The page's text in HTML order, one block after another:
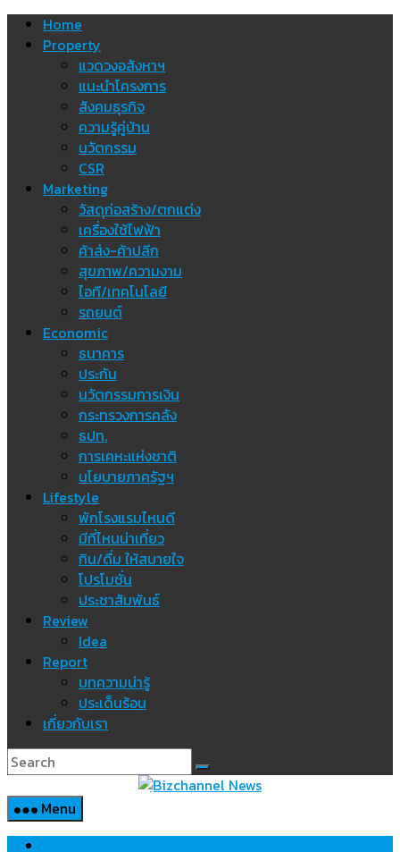
Skip Home
Property
แวดวงอสังหาฯ
แนะนำโครงการ
สังคมธุรกิจ
ความรู้คู่บ้าน
นวัตกรรม
CSR
Marketing
วัสดุก่อสร้าง/ตกแต่ง
เครื่องใช้ไฟฟ้า
ค้าส่ง-ค้าปลีก
สุขภาพ/ความงาม
ไอที/เทคโนโลยี
รถยนต์
Economic
ธนาคาร
ประกัน
นวัตกรรมการเงิน
กระทรวงการคลัง
ธปท.
การเคหะแห่งชาติ
นโยบายภาครัฐฯ
Lifestyle
พักโรงแรมไหนดี
มีที่ไหนน่าเที่ยว
กิน/ดื่ม ให้สบายใจ
โปรโมชั่น
ประชาสัมพันธ์
Review
Idea
Report
บทความน่ารู้
ประเด็นร้อน
เกี่ยวกับเรา
Menu